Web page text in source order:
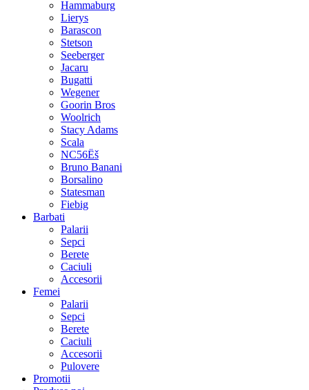
Hammaburg
Lierys
Barascon
Stetson
Seeberger
Jacaru
Bugatti
Wegener
Goorin Bros
Woolrich
Stacy Adams
Scala
NC56Ëš
Bruno Banani
Borsalino
Statesman
Fiebig
Barbati
Palarii
Sepci
Berete
Caciuli
Accesorii
Femei
Palarii
Sepci
Berete
Caciuli
Accesorii
Pulovere
Promotii